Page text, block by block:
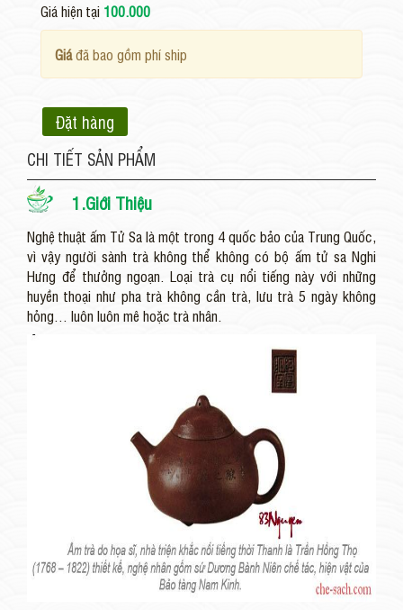
Giá hiện tại 100.000
Giáđã bao gồm phí ship
Đặt hàng
CHI TIẾT SẢN PHẨM
1.Giới Thiệu
Nghệ thuật ấm Tử Sa là một trong 4 quốc bảo của Trung Quốc,
vì vậy người sành trà không thể không có bộ ấm tử sa Nghi
Hưng để thưởng ngoạn. Loại trà cụ nổi tiếng này với những
huyền thoại như pha trà không cần trà, lưu trà 5 ngày không
hỏng… luôn luôn mê hoặc trà nhân.